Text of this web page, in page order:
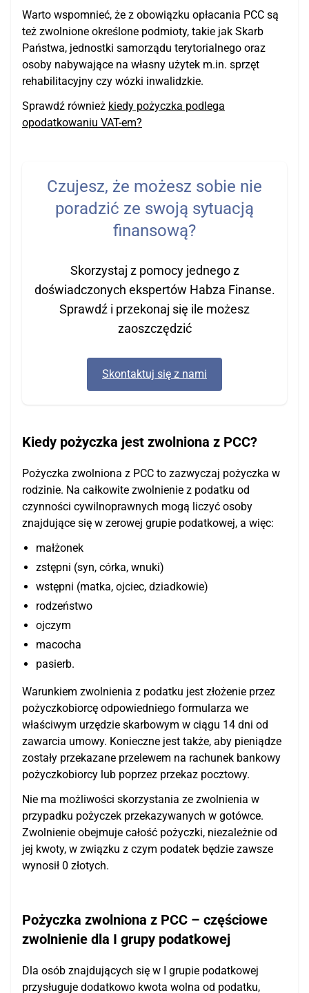
Warto wspomnieć, że z obowiązku opłacania PCC są
też zwolnione określone podmioty, takie jak Skarb
Państwa, jednostki samorządu terytorialnego oraz
osoby nabywające na własny użytek m.in. sprzęt
rehabilitacyjny czy wózki inwalidzkie.
Sprawdź również kiedy pożyczka podlega
opodatkowaniu VAT-em?
Czujesz, że możesz sobie nie
poradzić ze swoją sytuacją
finansową?
Skorzystaj z pomocy jednego z
doświadczonych ekspertów Habza Finanse.
Sprawdź i przekonaj się ile możesz
zaoszczędzić
Skontaktuj się z nami
Kiedy pożyczka jest zwolniona z PCC?
Pożyczka zwolniona z PCC to zazwyczaj pożyczka w
rodzinie. Na całkowite zwolnienie z podatku od
czynności cywilnoprawnych mogą liczyć osoby
znajdujące się w zerowej grupie podatkowej, a więc:
małżonek
zstępni (syn, córka, wnuki)
wstępni (matka, ojciec, dziadkowie)
rodzeństwo
ojczym
macocha
pasierb.
Warunkiem zwolnienia z podatku jest złożenie przez
pożyczkobiorcę odpowiedniego formularza we
właściwym urzędzie skarbowym w ciągu 14 dni od
zawarcia umowy. Konieczne jest także, aby pieniądze
zostały przekazane przelewem na rachunek bankowy
pożyczkobiorcy lub poprzez przekaz pocztowy.
Nie ma możliwości skorzystania ze zwolnienia w
przypadku pożyczek przekazywanych w gotówce.
Zwolnienie obejmuje całość pożyczki, niezależnie od
jej kwoty, w związku z czym podatek będzie zawsze
wynosił 0 złotych.
Pożyczka zwolniona z PCC – częściowe
zwolnienie dla I grupy podatkowej
Dla osób znajdujących się w I grupie podatkowej
przysługuje dodatkowo kwota wolna od podatku,